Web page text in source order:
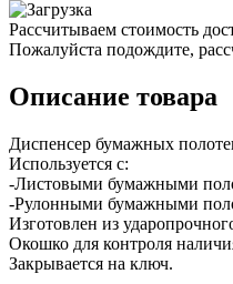
Рассчитываем стоимость
Пожалуйста подождите,
Описание товара
Диспенсер бумажных
Используется с:
-Листовыми бумажными
-Рулонными бумажными
Изготовлен из
Окошко для контроля
Закрывается на ключ.